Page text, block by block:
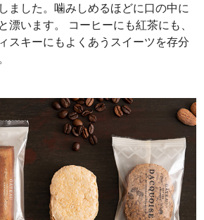
ました。噛みしめるほどに口の中に
漂います。 コーヒーにも紅茶にも、
スキーにもよくあうスイーツを存分